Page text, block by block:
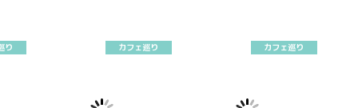
り カフェ巡り カフェ巡り